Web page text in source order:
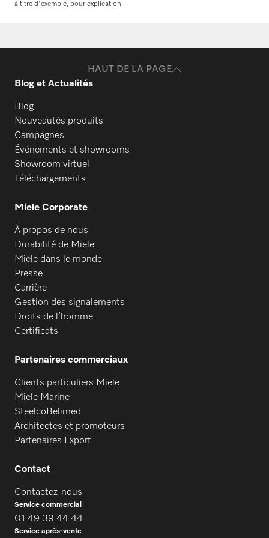
à titre d'exemple, pour explication.
HAUT DE LA PAGE
Blog et Actualités
Blog
Nouveautés produits
Campagnes
Événements et showrooms
Showroom virtuel
Téléchargements
Miele Corporate
À propos de nous
Durabilité de Miele
Miele dans le monde
Presse
Carrière
Gestion des signalements
Droits de l’homme
Certificats
Partenaires commerciaux
Clients particuliers Miele
Miele Marine
SteelcoBelimed
Architectes et promoteurs
Partenaires Export
Contact
Contactez-nous
Service commercial
01 49 39 44 44
Service après-vente